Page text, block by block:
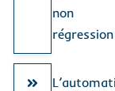
non
régression